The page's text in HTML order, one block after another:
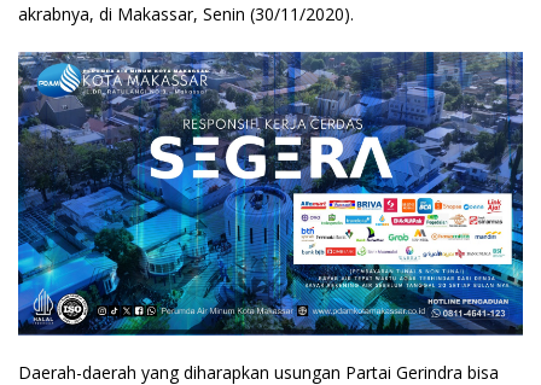
akrabnya, di Makassar, Senin (30/11/2020).
Daerah-daerah yang diharapkan usungan Partai Gerindra bisa